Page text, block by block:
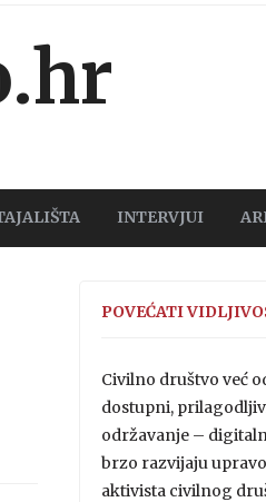
INTERVJUI
POVEĆATI
Civilno društvo već
dostupni,
održavanje –
brzo razvijaju
aktivista civilnog